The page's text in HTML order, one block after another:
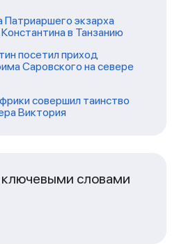
экзарха
в Танзанию
посетил приход
Саровского на севере
совершил таинство
Виктория
словами